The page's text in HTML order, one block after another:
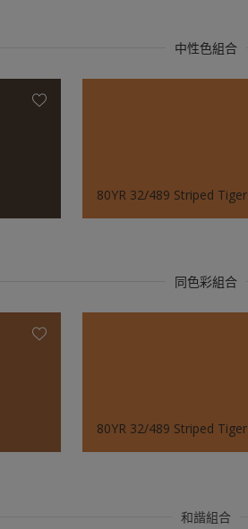
中性色組合
80YR 32/489 Striped Tiger
同色彩組合
80YR 32/489 Striped Tiger
和諧組合